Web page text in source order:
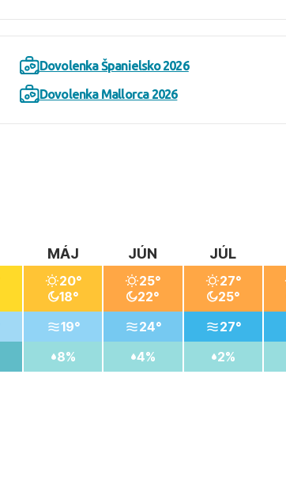
Dovolenka Španielsko 2026
Dovolenka Mallorca 2026
MÁJ
20°
18°
19°
8%
JÚN
25°
22°
24°
4%
JÚL
27°
25°
27°
2%